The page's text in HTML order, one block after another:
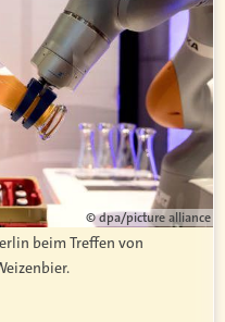
© dpa/picture alliance
beim Treffen von